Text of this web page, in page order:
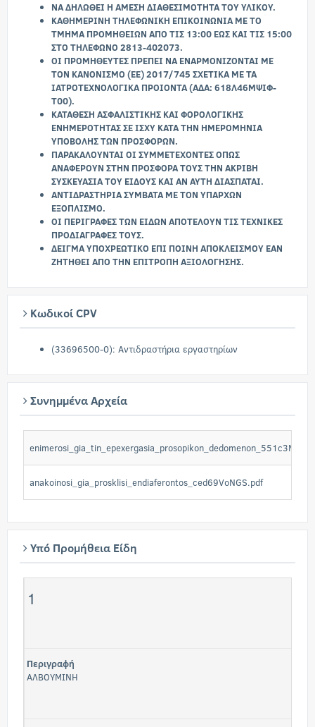
ΝΑ ΔΗΛΩΘΕΙ Η ΑΜΕΣΗ ΔΙΑΘΕΣΙΜΟΤΗΤΑ ΤΟΥ ΥΛΙΚΟΥ.
ΚΑΘΗΜΕΡΙΝΗ ΤΗΛΕΦΩΝΙΚΗ ΕΠΙΚΟΙΝΩΝΙΑ ΜΕ ΤΟ
ΤΜΗΜΑ ΠΡΟΜΗΘΕΙΩΝ ΑΠΟ ΤΙΣ 13:00 ΕΩΣ ΚΑΙ ΤΙΣ 15:00
ΣΤΟ ΤΗΛΕΦΩΝΟ 2813-402073.
ΟΙ ΠΡΟΜΗΘΕΥΤΕΣ ΠΡΕΠΕΙ ΝΑ ΕΝΑΡΜΟΝΙΖΟΝΤΑΙ ΜΕ
ΤΟΝ ΚΑΝΟΝΙΣΜΟ (ΕΕ) 2017/745 ΣΧΕΤΙΚΑ ΜΕ ΤΑ
ΙΑΤΡΟΤΕΧΝΟΛΟΓΙΚΑ ΠΡΟΙΟΝΤΑ (ΑΔΑ: 618Λ46ΜΨΙΦ-
Τ00).
ΚΑΤΑΘΕΣΗ ΑΣΦΑΛΙΣΤΙΚΗΣ ΚΑΙ ΦΟΡΟΛΟΓΙΚΗΣ
ΕΝΗΜΕΡΟΤΗΤΑΣ ΣΕ ΙΣΧΥ ΚΑΤΑ ΤΗΝ ΗΜΕΡΟΜΗΝΙΑ
ΥΠΟΒΟΛΗΣ ΤΩΝ ΠΡΟΣΦΟΡΩΝ.
ΠΑΡΑΚΑΛΟΥΝΤΑΙ ΟΙ ΣΥΜΜΕΤΕΧΟΝΤΕΣ ΟΠΩΣ
ΑΝΑΦΕΡΟΥΝ ΣΤΗΝ ΠΡΟΣΦΟΡΑ ΤΟΥΣ ΤΗΝ ΑΚΡΙΒΗ
ΣΥΣΚΕΥΑΣΙΑ ΤΟΥ ΕΙΔΟΥΣ ΚΑΙ ΑΝ ΑΥΤΗ ΔΙΑΣΠΑΤΑΙ.
ΑΝΤΙΔΡΑΣΤΗΡΙΑ ΣΥΜΒΑΤΑ ΜΕ ΤΟΝ ΥΠΑΡΧΩΝ
ΕΞΟΠΛΙΣΜΟ.
ΟΙ ΠΕΡΙΓΡΑΦΕΣ ΤΩΝ ΕΙΔΩΝ ΑΠΟΤΕΛΟΥΝ ΤΙΣ ΤΕΧΝΙΚΕΣ
ΠΡΟΔΙΑΓΡΑΦΕΣ ΤΟΥΣ.
ΔΕΙΓΜΑ ΥΠΟΧΡΕΩΤΙΚΟ ΕΠΙ ΠΟΙΝΗ ΑΠΟΚΛΕΙΣΜΟΥ ΕΑΝ
ΖΗΤΗΘΕΙ ΑΠΟ ΤΗΝ ΕΠΙΤΡΟΠΗ ΑΞΙΟΛΟΓΗΣΗΣ.
Κωδικοί CPV
(33696500-0): Αντιδραστήρια εργαστηρίων
Συνημμένα Αρχεία
anakoinosi_gia_prosklisi_endiaferontos_ced69VoNGS.pdf
Υπό Προμήθεια Είδη
1
Περιγραφή
ΑΛΒΟΥΜΙΝΗ